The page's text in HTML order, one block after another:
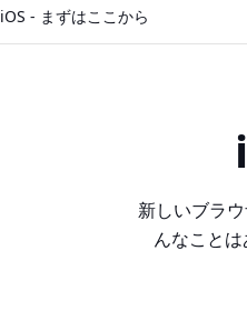
iOS - まずはここから
新しいブラ
んなこと